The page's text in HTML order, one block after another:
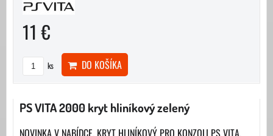
11 €
ks DO KOŠÍKA
PS VITA 2000 kryt hliníkový zelený
NOVINKA V NABÍDCE, KRYT HLINÍKOVÝ PRO KONZOLI PS VITA,